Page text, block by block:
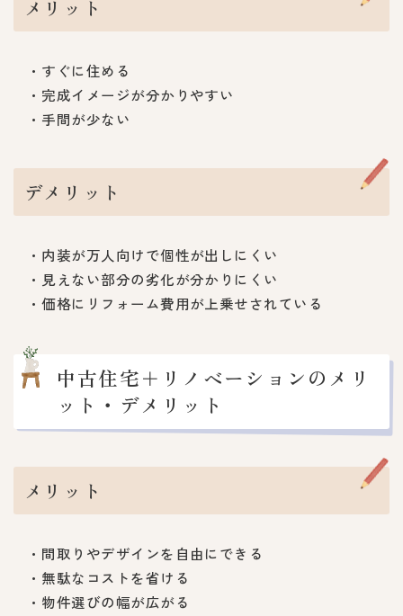
メリット
・すぐに住める
・完成イメージが分かりやすい
・手間が少ない
デメリット
・内装が万人向けで個性が出しにくい
・見えない部分の劣化が分かりにくい
・価格にリフォーム費用が上乗せされている
中古住宅＋リノベーションのメリ
ット・デメリット
メリット
・間取りやデザインを自由にできる
・無駄なコストを省ける
・物件選びの幅が広がる